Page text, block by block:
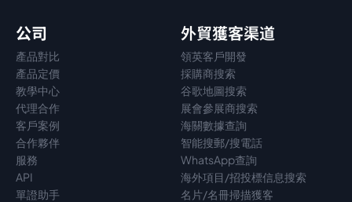
公司
產品對比
產品定價
教學中心
代理合作
客戶案例
合作夥伴
服務
API
單證助手
外貿獲客渠道
領英客戶開發
採購商搜索
谷歌地圖搜索
展會參展商搜索
海關數據查詢
智能搜郵/搜電話
WhatsApp查詢
海外項目/招投標信息搜索
名片/名冊掃描獲客